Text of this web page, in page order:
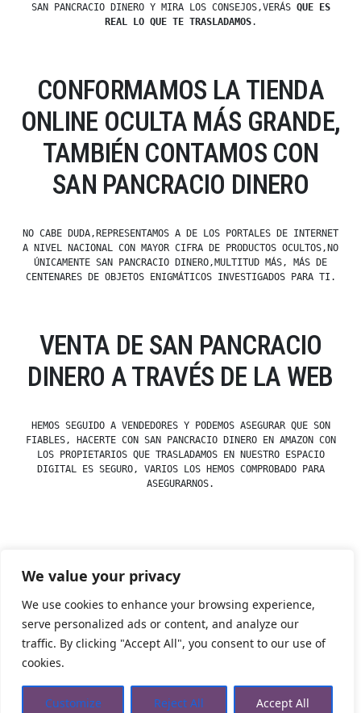
We value your privacy
We use cookies to enhance your browsing experience,
serve personalized ads or content, and analyze our
traffic. By clicking "Accept All", you consent to our use of
cookies.
Customize Reject All Accept All
SAN PANCRACIO DINERO Y MIRA LOS CONSEJOS,VERÁS QUE ES
REAL LO QUE TE TRASLADAMOS.
CONFORMAMOS LA TIENDA
ONLINE OCULTA MÁS GRANDE,
TAMBIÉN CONTAMOS CON
SAN PANCRACIO DINERO
NO CABE DUDA,REPRESENTAMOS A DE LOS PORTALES DE INTERNET
A NIVEL NACIONAL CON MAYOR CIFRA DE PRODUCTOS OCULTOS,NO
ÚNICAMENTE SAN PANCRACIO DINERO,MULTITUD MÁS, MÁS DE
CENTENARES DE OBJETOS ENIGMÁTICOS INVESTIGADOS PARA TI.
VENTA DE SAN PANCRACIO
DINERO A TRAVÉS DE LA WEB
HEMOS SEGUIDO A VENDEDORES Y PODEMOS ASEGURAR QUE SON
FIABLES, HACERTE CON SAN PANCRACIO DINERO EN AMAZON CON
LOS PROPIETARIOS QUE TRASLADAMOS EN NUESTRO ESPACIO
DIGITAL ES SEGURO, VARIOS LOS HEMOS COMPROBADO PARA
ASEGURARNOS.
by
Posted
Uncategorized
Tienda Esotérica Online – Librería Esotérica,Proudly
powered by WordPress.
Privacidad
Aviso Legal Cookies Web